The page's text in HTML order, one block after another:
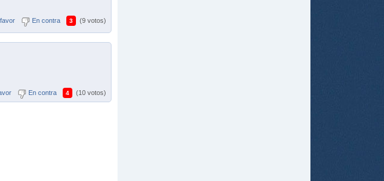
En contra 3 (9 votos)
En contra 4 (10 votos)